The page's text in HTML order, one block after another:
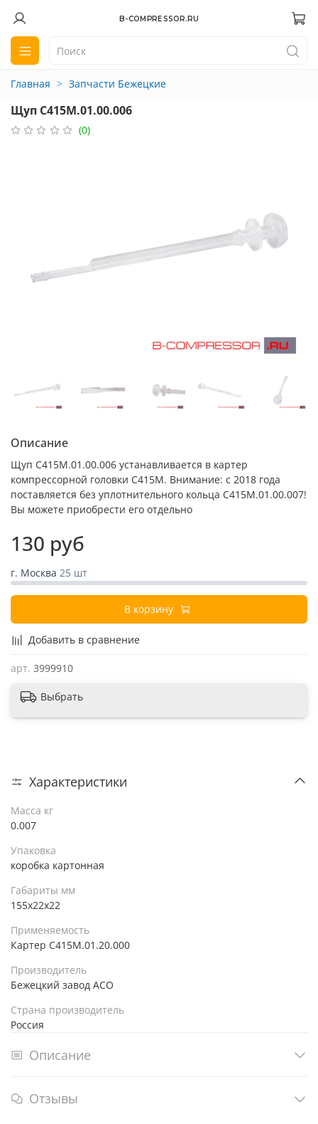
B-COMPRESSOR.RU
Главная Запчасти Бежецкие
Щуп С415М.01.00.006
(0)
Добавить в сравнение
арт. 3999910
Описание
Щуп С415М.01.00.006 устанавливается в картер
компрессорной головки С415М. Внимание: с 2018 года
поставляется без уплотнительного кольца С415М.01.00.007!
Вы можете приобрести его отдельно
130 руб
г. Москва 25 шт
В корзину
Выбрать
Характеристики
Масса кг
0.007
Упаковка
коробка картонная
Габариты мм
155х22х22
Применяемость
Картер С415М.01.20.000
Производитель
Бежецкий завод АСО
Страна производитель
Россия
Описание
Отзывы